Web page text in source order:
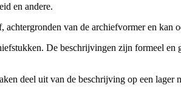
en andere.
van de archiefvormer en kan
De beschrijvingen zijn formeel
deel uit van de beschrijving op een